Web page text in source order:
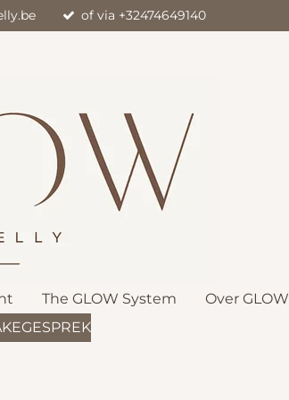
of via +32474649140
The GLOW System Over GLOW